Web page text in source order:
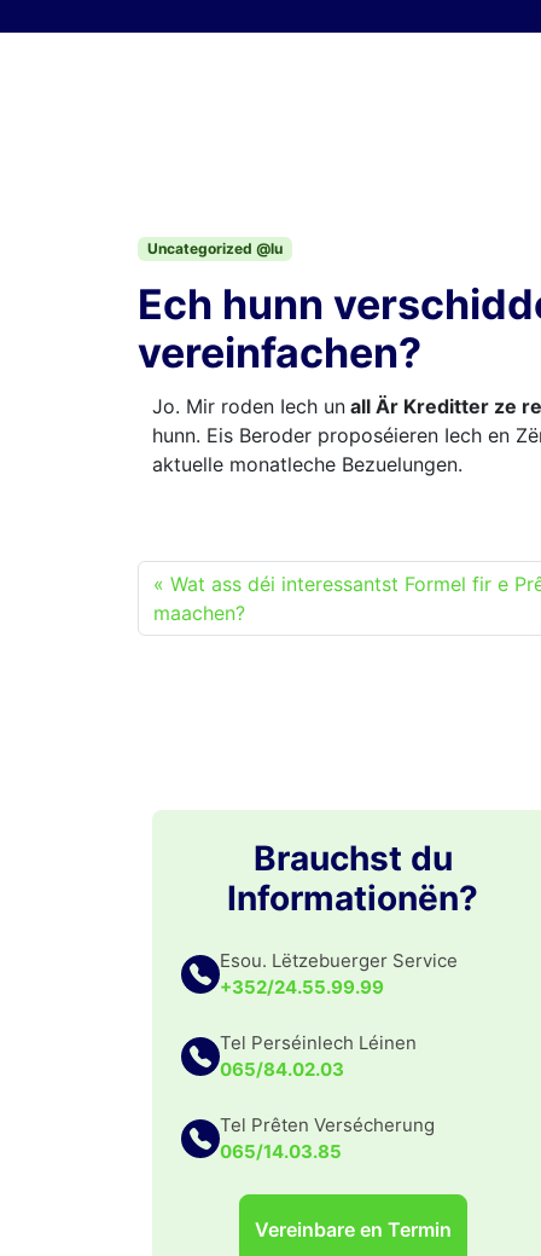
Uncategorized @lu
Ech hunn
vereinfachen?
Jo. Mir roden Iech un all Är Kreditter ze
hunn. Eis Beroder proposéieren Iech en
aktuelle monatleche Bezuelungen.
Wat ass déi interessantst Formel fir e
maachen?
Brauchst du
Informationën?
Esou. Lëtzebuerger Service
+352/24.55.99.99
Tel Perséinlech Léinen
065/84.02.03
Tel Prêten Versécherung
065/14.03.85
Vereinbare en Termin